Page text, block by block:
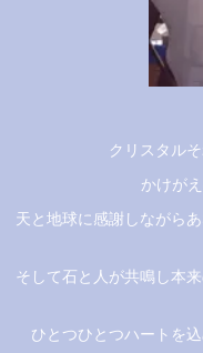
クリスタル
かけが
天と地球に感謝しながら
そして石と人が共鳴し本
ひとつひとつハートを